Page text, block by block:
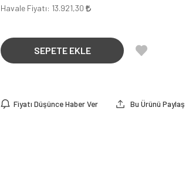
Havale Fiyatı: 13.921,30
SEPETE EKLE
Fiyatı Düşünce Haber Ver Bu Ürünü Paylaş